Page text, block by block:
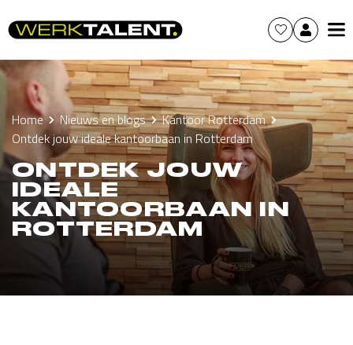
Home Nieuws en blogs
Kantoor Rotterdam
Ontdek jouw ideale kantoorbaan in Rotterdam
ONTDEK JOUW
IDEALE
KANTOORBAAN IN
ROTTERDAM